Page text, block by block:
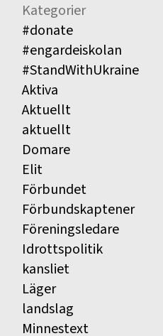
Kategorier
#donate
#engardeiskolan
#StandWithUkraine
Aktiva
Aktuellt
aktuellt
Domare
Elit
Förbundet
Förbundskaptener
Föreningsledare
Idrottspolitik
kansliet
Läger
landslag
Minnestext